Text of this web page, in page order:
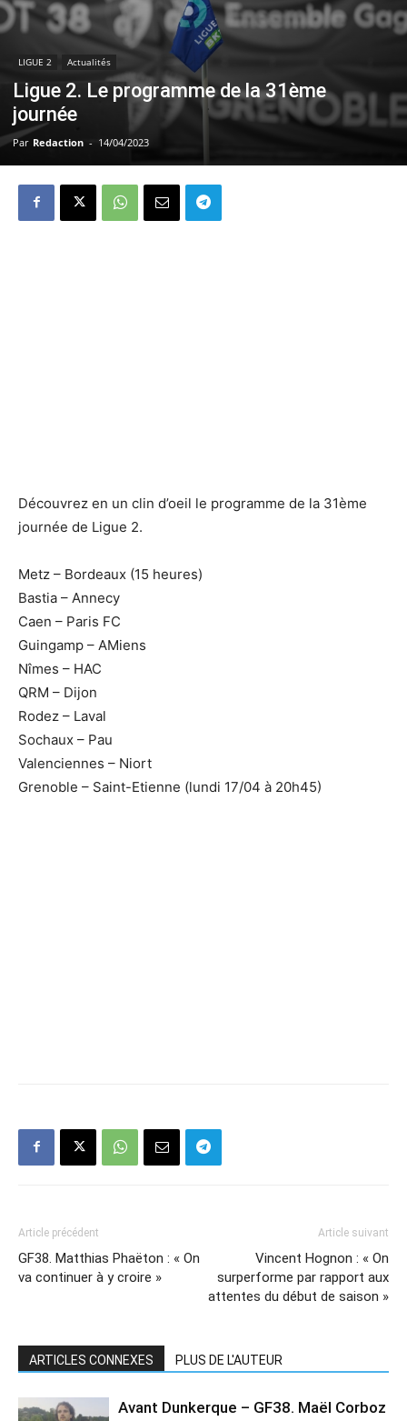
LIGUE 2 Actualités
Ligue 2. Le programme de la 31ème
journée
Par Redaction - 14/04/2023
Découvrez en un clin d’oeil le programme de la 31ème
journée de Ligue 2.
Metz – Bordeaux (15 heures)
Bastia – Annecy
Caen – Paris FC
Guingamp – AMiens
Nîmes – HAC
QRM – Dijon
Rodez – Laval
Sochaux – Pau
Valenciennes – Niort
Grenoble – Saint-Etienne (lundi 17/04 à 20h45)
Article précédent
GF38. Matthias Phaëton : « On
va continuer à y croire »
Article suivant
Vincent Hognon : « On
surperforme par rapport aux
attentes du début de saison »
ARTICLES CONNEXES PLUS DE L'AUTEUR
Avant Dunkerque – GF38. Maël Corboz